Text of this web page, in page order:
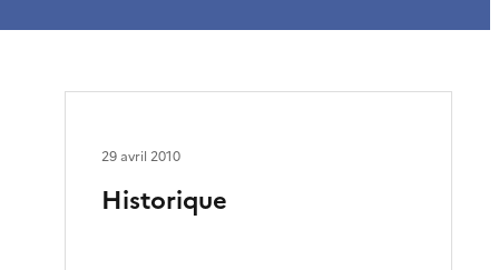
Historique
29 avril 2010